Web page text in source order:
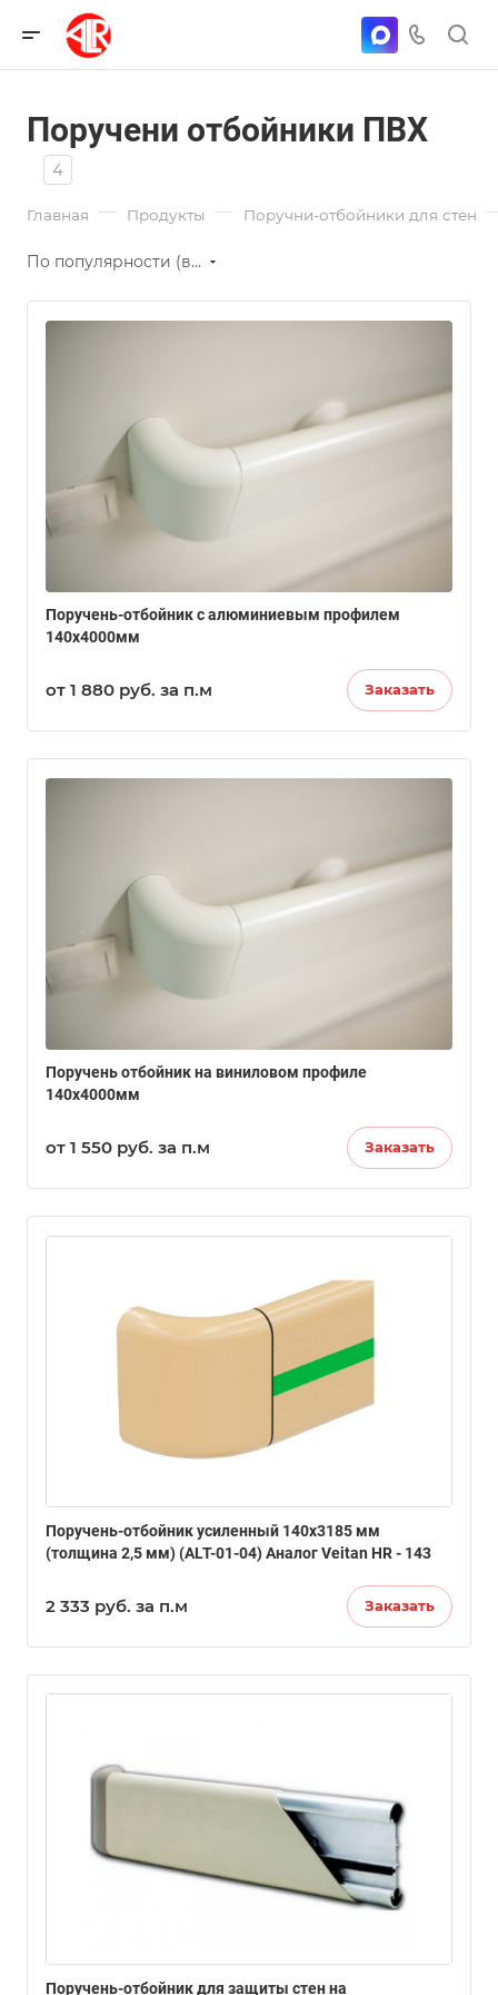
Поручени отбойники ПВХ
4
Главная — Продукты — Поручни-отбойники для стен
По популярности (возрастание)
Поручень-отбойник с алюминиевым профилем
140х4000мм
от 1 880 руб. за п.м Заказать
Поручень отбойник на виниловом профиле
140х4000мм
от 1 550 руб. за п.м Заказать
Поручень-отбойник усиленный 140х3185 мм
(толщина 2,5 мм) (ALT-01-04) Аналог Veitan HR - 143
2 333 руб. за п.м Заказать
Поручень-отбойник для защиты стен на